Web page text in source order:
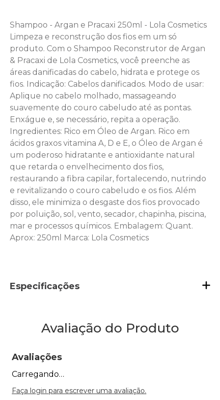
Shampoo - Argan e Pracaxi 250ml - Lola Cosmetics
Limpeza e reconstrução dos fios em um só
produto. Com o Shampoo Reconstrutor de Argan
& Pracaxi de Lola Cosmetics, você preenche as
áreas danificadas do cabelo, hidrata e protege os
fios. Indicação: Cabelos danificados. Modo de usar:
Aplique no cabelo molhado, massageando
suavemente do couro cabeludo até as pontas.
Enxágue e, se necessário, repita a operação.
Ingredientes: Rico em Óleo de Argan. Rico em
ácidos graxos vitamina A, D e E, o Óleo de Argan é
um poderoso hidratante e antioxidante natural
que retarda o envelhecimento dos fios,
restaurando a fibra capilar, fortalecendo, nutrindo
e revitalizando o couro cabeludo e os fios. Além
disso, ele minimiza o desgaste dos fios provocado
por poluição, sol, vento, secador, chapinha, piscina,
mar e processos químicos. Embalagem: Quant.
Aprox: 250ml Marca: Lola Cosmetics
Especificações
Avaliação do Produto
Avaliações
Carregando…
Faça login para escrever uma avaliação.